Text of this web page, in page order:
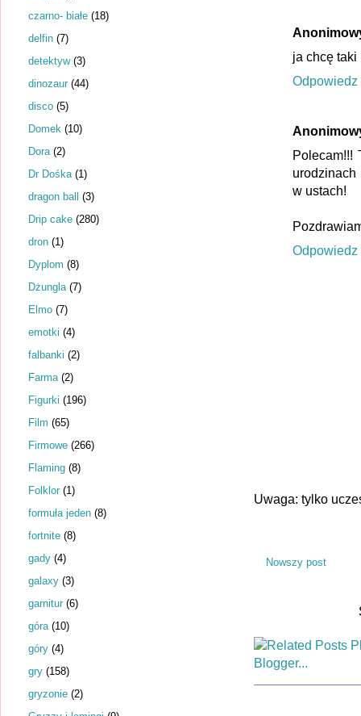
ja chcę taki
Odpowiedz
Polecam!!!
urodzinach
w ustach!
Odpowiedz
Uwaga: tylko
Nowszy post
czarno- białe (18)
delfin (7)
detektyw (3)
dinozaur (44)
disco (5)
Domek (10)
Dora (2)
Dr Dośka (1)
dragon ball (3)
Drip cake (280)
dron (1)
Dyplom (8)
Dżungla (7)
Elmo (7)
emotki (4)
falbanki (2)
Farma (2)
Figurki (196)
Film (65)
Firmowe (266)
Flaming (8)
Folklor (1)
formuła jeden (8)
fortnite (8)
gady (4)
galaxy (3)
garnitur (6)
góra (10)
góry (4)
gry (158)
gryzonie (2)